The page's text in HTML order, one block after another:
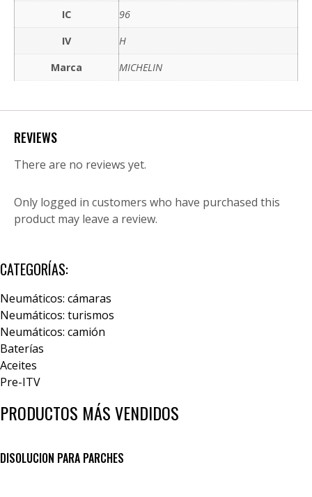
IC
96
IV
H
Marca
MICHELIN
REVIEWS
There are no reviews yet.
Only logged in customers who have purchased this
product may leave a review.
CATEGORÍAS:
Neumáticos: cámaras
Neumáticos: turismos
Neumáticos: camión
Baterías
Aceites
Pre-ITV
PRODUCTOS MÁS VENDIDOS
DISOLUCION PARA PARCHES